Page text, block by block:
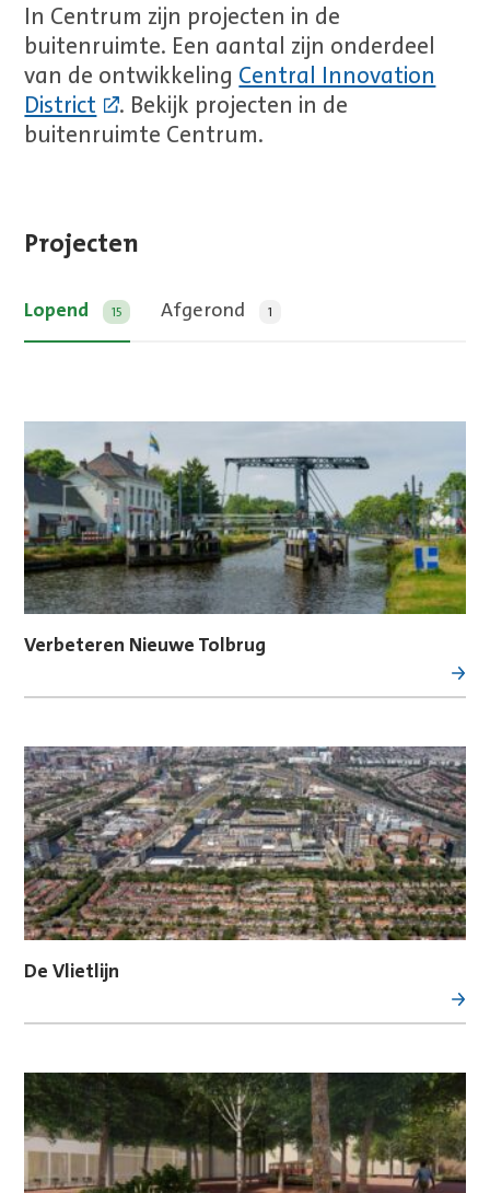
In Centrum zijn projecten in de
buitenruimte. Een aantal zijn onderdeel
van de ontwikkeling Central Innovation
District
. Bekijk projecten in de
buitenruimte Centrum.
Projecten
Lopend 15 Afgerond 1
Verbeteren Nieuwe Tolbrug
De Vlietlijn